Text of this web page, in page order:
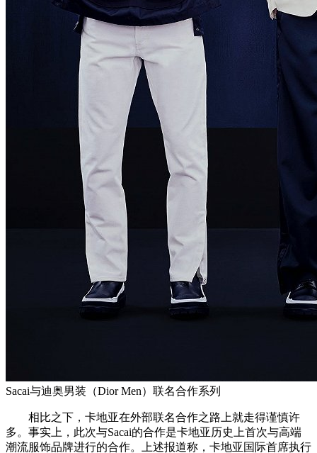
Sacai与迪奥男装（Dior Men）联名合作系列
相比之下，卡地亚在外部联名合作之路上就走得谨慎许
多。事实上，此次与Sacai的合作是卡地亚历史上首次与高端
潮流服饰品牌进行的合作。上述报道称，卡地亚国际首席执行